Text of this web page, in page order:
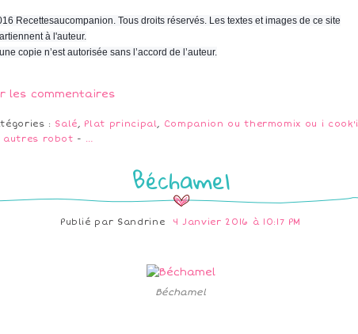
Recettesaucompanion. Tous droits réservés. Les textes et images de ce site
à l'auteur.
copie n’est autorisée sans l’accord de l’auteur.
les commentaires
: Salé, Plat principal, Companion ou thermomix ou i
autres robot - …
Béchamel
Publié par Sandrine 4 Janvier 2016 à 10:17 PM
Béchamel